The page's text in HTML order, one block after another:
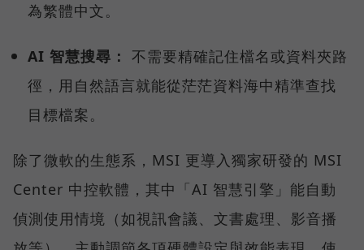
為繁體中文。
AI 智慧搜尋： 不需要精確記住檔名或資料夾路
徑，用自然語言就能從茫茫資料海中精準查找
目標檔案。
除了微軟的生態系，MSI 更導入獨家研發的 MSI
Center 中控軟體，其中「AI 智慧引擎」能自動
偵測使用情境（如視訊會議、文書處理、影音播